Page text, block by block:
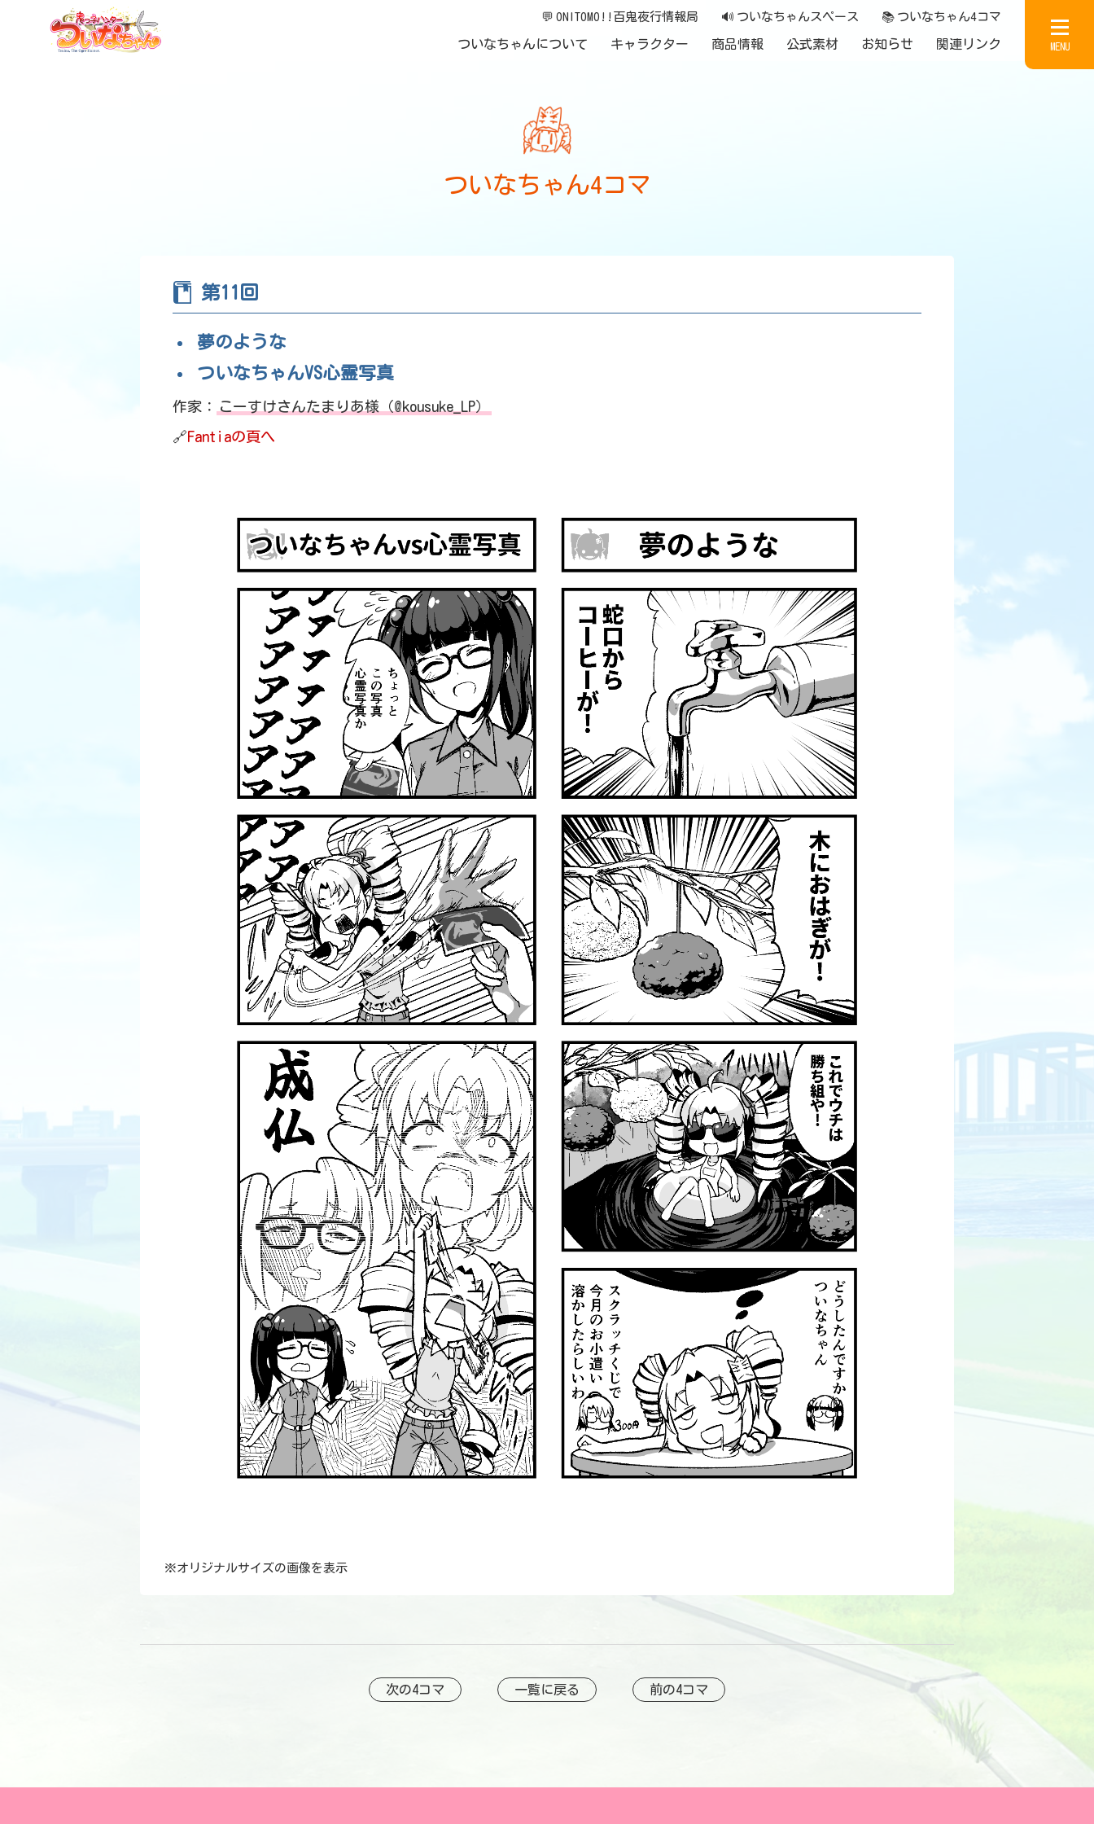
💬 ONITOMO!!百鬼夜行情報局 🔊 ついなちゃんスペース 📚 ついなちゃん4コマ
ついなちゃんについて キャラクター 商品情報 公式素材 お知らせ 関連リンク MENU
ついなちゃん4コマ
第11回
夢のような
ついなちゃんVS心霊写真
作家： こーすけさんたまりあ様（@kousuke_LP）
🔗Fantiaの頁へ
※オリジナルサイズの画像を表示
前の4コマ
次の4コマ 一覧に戻る